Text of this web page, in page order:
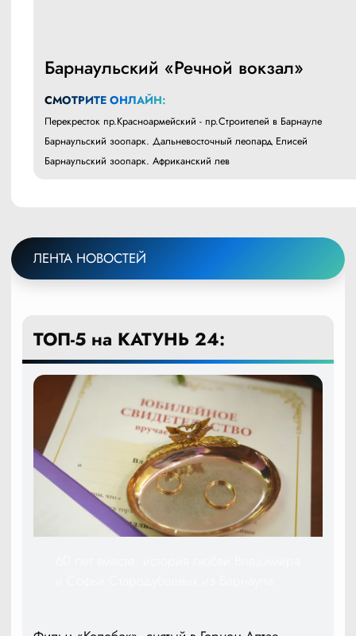
Барнаульский «Речной вокзал»
СМОТРИТЕ ОНЛАЙН:
Перекресток пр.Красноармейский - пр.Строителей в Барнауле
Барнаульский зоопарк. Дальневосточный леопард Елисей
Барнаульский зоопарк. Африканский лев
ЛЕНТА НОВОСТЕЙ
ТОП-5 на КАТУНЬ 24: